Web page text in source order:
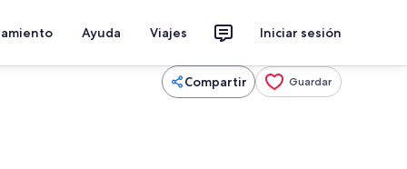
Ayuda Viajes Iniciar sesión
Compartir Guardar